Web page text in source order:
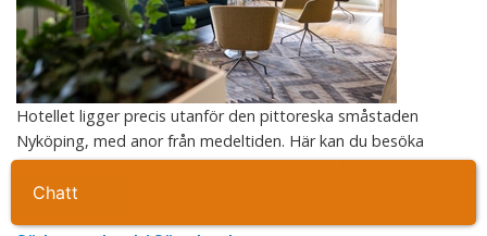
Ta kontakt
Hotellet ligger precis utanför den pittoreska småstaden
Nyköping, med anor från medeltiden. Här kan du besöka
Nyköpingshus eller ta en fin promenad längs Nyköpi ...
Blommenhof Hotell